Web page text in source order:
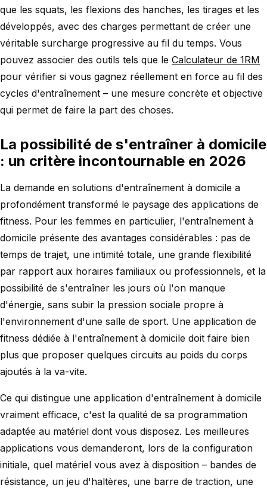
que les squats, les flexions des hanches, les tirages et les
développés, avec des charges permettant de créer une
véritable surcharge progressive au fil du temps. Vous
pouvez associer des outils tels que le Calculateur de 1RM
pour vérifier si vous gagnez réellement en force au fil des
cycles d'entraînement – une mesure concrète et objective
qui permet de faire la part des choses.
La possibilité de s'entraîner à domicile
: un critère incontournable en 2026
La demande en solutions d'entraînement à domicile a
profondément transformé le paysage des applications de
fitness. Pour les femmes en particulier, l'entraînement à
domicile présente des avantages considérables : pas de
temps de trajet, une intimité totale, une grande flexibilité
par rapport aux horaires familiaux ou professionnels, et la
possibilité de s'entraîner les jours où l'on manque
d'énergie, sans subir la pression sociale propre à
l'environnement d'une salle de sport. Une application de
fitness dédiée à l'entraînement à domicile doit faire bien
plus que proposer quelques circuits au poids du corps
ajoutés à la va-vite.
Ce qui distingue une application d'entraînement à domicile
vraiment efficace, c'est la qualité de sa programmation
adaptée au matériel dont vous disposez. Les meilleures
applications vous demanderont, lors de la configuration
initiale, quel matériel vous avez à disposition – bandes de
résistance, un jeu d'haltères, une barre de traction, une